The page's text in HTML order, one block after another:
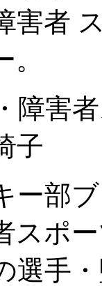
害者
障害
子
ー部
スポ
選手